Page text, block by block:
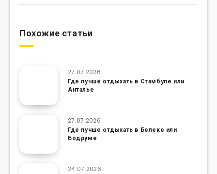
Похожие статьи
27.07.2026
Где лучше отдыхать в Стамбуле или
Анталье
27.07.2026
Где лучше отдыхать в Белеке или
Бодруме
24.07.2026